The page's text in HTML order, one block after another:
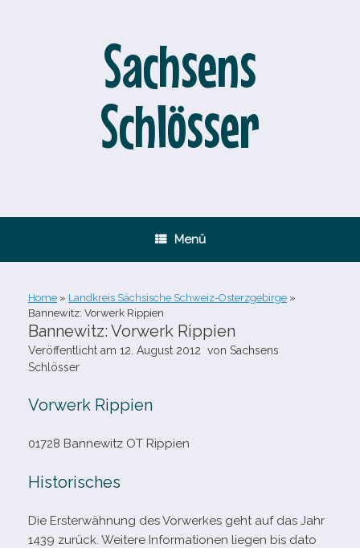
Sachsens
Schlösser
Menü
Home » Landkreis Sächsische Schweiz-Osterzgebirge »
Bannewitz: Vorwerk Rippien
Bannewitz: Vorwerk Rippien
Veröffentlicht am 12. August 2012 von Sachsens
Schlösser
Vorwerk Rippien
01728 Bannewitz OT Rippien
Historisches
Die Ersterwähnung des Vorwerkes geht auf das Jahr
1439 zurück. Weitere Informationen lie­gen bis dato